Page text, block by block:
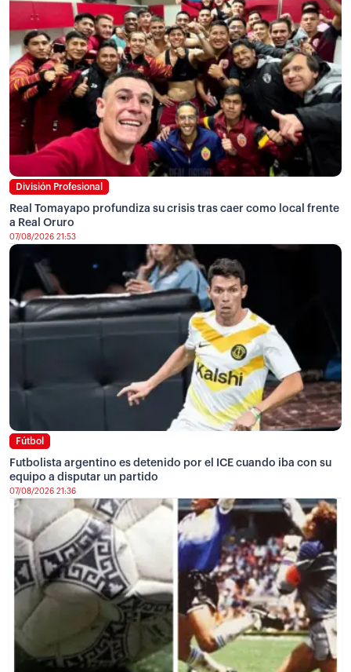
División Profesional
Real Tomayapo profundiza su crisis tras caer como local frente
a Real Oruro
07/08/2026 21:53
Fútbol
Futbolista argentino es detenido por el ICE cuando iba con su
equipo a disputar un partido
07/08/2026 21:36